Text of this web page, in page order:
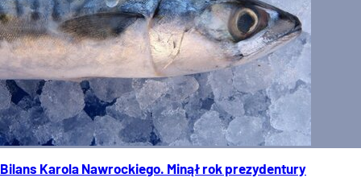
Bilans Karola Nawrockiego. Minął rok prezydentury